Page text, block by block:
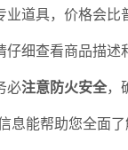
业道具，价格会比
仔细查看商品描述
必注意防火安全，
息能帮助您全面了